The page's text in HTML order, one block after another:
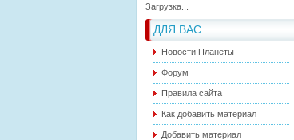
syntax.RSS feed has not correct
syntax.
Загрузка...
ДЛЯ ВАС
Новости Планеты
Форум
Правила сайта
Как добавить материал
Добавить материал